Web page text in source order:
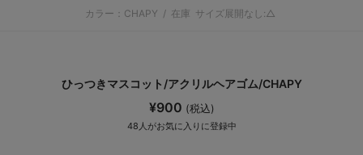
カラー：CHAPY / 在庫 サイズ展開なし:△
ひっつきマスコット/アクリルヘアゴム/CHAPY
¥900 (税込)
48 人がお気に入りに登録中